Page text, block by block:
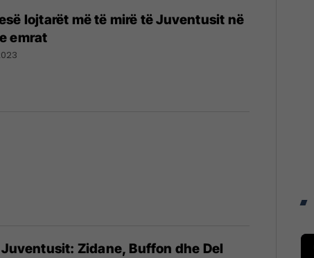
lojtarët më të mirë të Juventusit në
emrat
Zidane, Buffon dhe Del